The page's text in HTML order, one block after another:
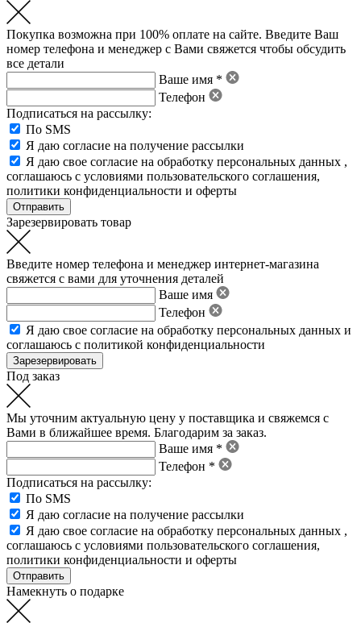
Покупка возможна при 100% оплате на сайте. Введите Ваш
номер телефона и менеджер с Вами свяжется чтобы обсудить
все детали
Ваше имя *
Телефон
Подписаться на рассылку:
По SMS
Я даю согласие на получение рассылки
Я даю свое согласие на обработку персональных данных ,
соглашаюсь с условиями пользовательского соглашения,
политики конфиденциальности и оферты
Зарезервировать товар
Введите номер телефона и менеджер интернет-магазина
свяжется с вами для уточнения деталей
Ваше имя
Телефон
Я даю свое согласие на обработку персональных данных и
соглашаюсь с политикой конфиденциальности
Под заказ
Мы уточним актуальную цену у поставщика и свяжемся с
Вами в ближайшее время. Благодарим за заказ.
Ваше имя *
Телефон *
Подписаться на рассылку:
По SMS
Я даю согласие на получение рассылки
Я даю свое согласие на обработку персональных данных ,
соглашаюсь с условиями пользовательского соглашения,
политики конфиденциальности и оферты
Намекнуть о подарке